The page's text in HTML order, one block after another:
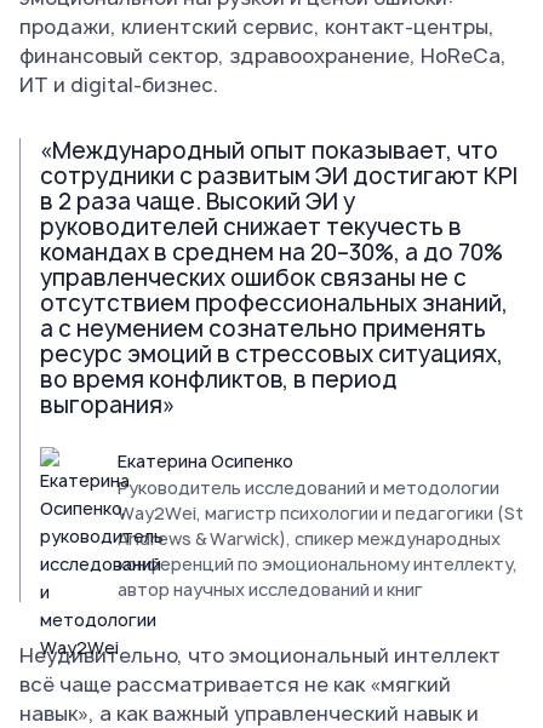
продажи, клиентский сервис, контакт-центры,
финансовый сектор, здравоохранение, HoReCa,
ИТ и digital-бизнес.
«Международный опыт показывает, что
сотрудники с развитым ЭИ достигают KPI
в 2 раза чаще. Высокий ЭИ у
руководителей снижает текучесть в
командах в среднем на 20–30%, а до 70%
управленческих ошибок связаны не с
отсутствием профессиональных знаний,
а с неумением сознательно применять
ресурс эмоций в стрессовых ситуациях,
во время конфликтов, в период
выгорания»
Екатерина Осипенко
Руководитель исследований и методологии
Way2Wei, магистр психологии и педагогики (St
Andrews & Warwick), спикер международных
конференций по эмоциональному интеллекту,
автор научных исследований и книг
Неудивительно, что эмоциональный интеллект
всё чаще рассматривается не как «мягкий
навык», а как важный управленческий навык и